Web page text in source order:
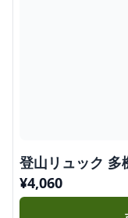
登山リュック 多
¥4,060